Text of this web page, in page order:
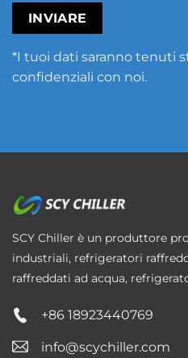
*I tuoi dati saranno tenuti
confidenziali con noi.
SCY Chiller è un produttore
industriali, refrigeratori
raffreddati ad acqua,
+86 18923440769
info@scychiller.com